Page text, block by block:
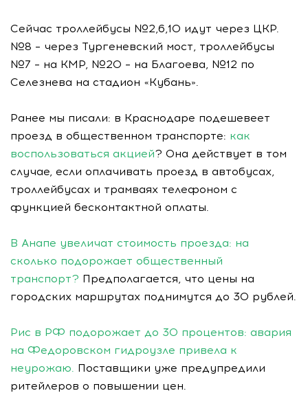
Сейчас троллейбусы №2,6,10 идут через ЦКР.
№8 – через Тургеневский мост, троллейбусы
№7 – на КМР, №20 – на Благоева, №12 по
Селезнева на стадион «Кубань».
Ранее мы писали: в Краснодаре подешевеет
проезд в общественном транспорте: как
воспользоваться акцией? Она действует в том
случае, если оплачивать проезд в автобусах,
троллейбусах и трамваях телефоном с
функцией бесконтактной оплаты.
В Анапе увеличат стоимость проезда: на
сколько подорожает общественный
транспорт? Предполагается, что цены на
городских маршрутах поднимутся до 30 рублей.
Рис в РФ подорожает до 30 процентов: авария
на Федоровском гидроузле привела к
неурожаю. Поставщики уже предупредили
ритейлеров о повышении цен.